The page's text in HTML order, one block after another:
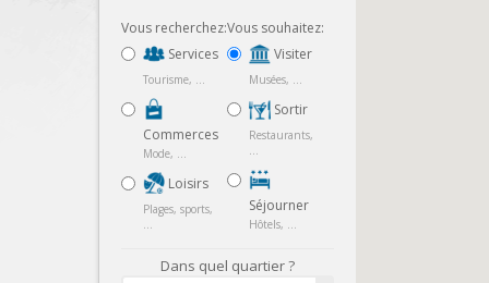
Vous recherchez:
Services
Tourisme, ...
Commerces
Mode, ...
Loisirs
Plages, sports,
...
Vous souhaitez:
Visiter
Musées, ...
Sortir
Restaurants,
...
Séjourner
Hôtels, ...
Dans quel quartier ?